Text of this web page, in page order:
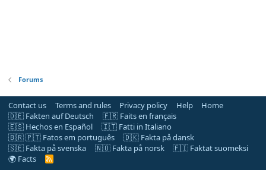
Forums
Contact us Terms and rules Privacy policy Help
Home
🇩🇪 Fakten auf Deutsch
🇫🇷 Faits en français
🇪🇸 Hechos en Español
🇮🇹 Fatti in Italiano
🇧🇷 🇵🇹 Fatos em português
🇩🇰 Fakta på dansk
🇸🇪 Fakta på svenska
🇳🇴 Fakta på norsk
🇫🇮 Faktat suomeksi
🌍 Facts
R